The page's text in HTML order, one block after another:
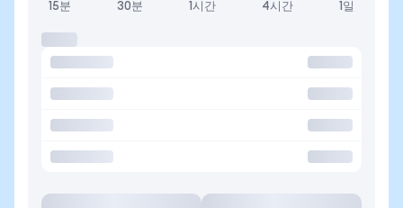
15분 30분 1시간 4시간 1일